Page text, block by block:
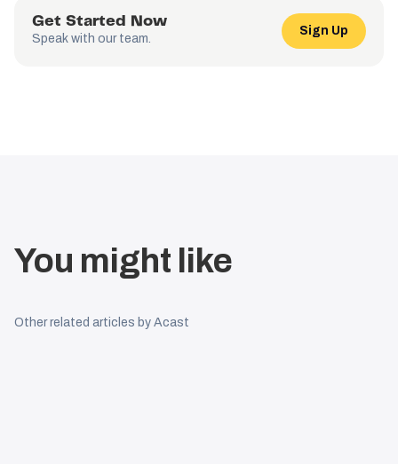
Get Started Now
Speak with our team.
Sign Up
You might like
Other related articles by Acast